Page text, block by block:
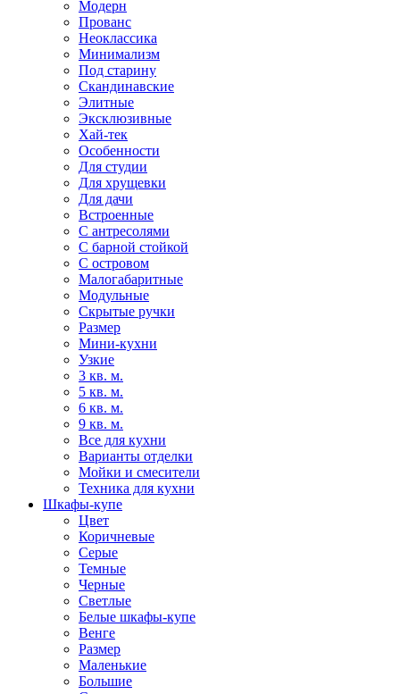
Модерн
Прованс
Неоклассика
Минимализм
Под старину
Скандинавские
Элитные
Эксклюзивные
Хай-тек
Особенности
Для студии
Для хрущевки
Для дачи
Встроенные
С антресолями
С барной стойкой
С островом
Малогабаритные
Модульные
Скрытые ручки
Размер
Мини-кухни
Узкие
3 кв. м.
5 кв. м.
6 кв. м.
9 кв. м.
Все для кухни
Варианты отделки
Мойки и смесители
Техника для кухни
Шкафы-купе
Цвет
Коричневые
Серые
Темные
Черные
Светлые
Белые шкафы-купе
Венге
Размер
Маленькие
Большие